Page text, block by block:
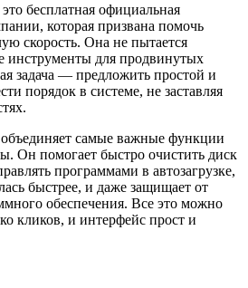
бесплатная официальная
которая призвана помочь
скорость. Она не пытается
инструменты для продвинутых
задача — предложить простой и
порядок в системе, не заставляя
самые важные функции
Он помогает быстро очистить диск
программами в автозагрузке,
быстрее, и даже защищает от
обеспечения. Все это можно
кликов, и интерфейс прост и